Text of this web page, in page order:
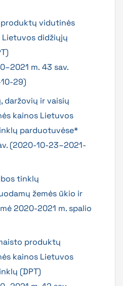
produktų vidutinės
Lietuvos didžiųjų
m. 43 sav.
29)
daržovių ir vaisių
kainos Lietuvos
parduotuvėse*
(2020-10-23–2021-
tinklų
žemės ūkio ir
2020-2021 m. spalio
produktų
kainos Lietuvos
(DPT)